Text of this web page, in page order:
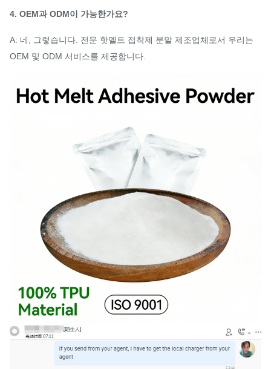
4. OEM과 ODM이 가능한가요?
A: 네, 그렇습니다. 전문 핫멜트 접착제 분말 제조업체로서 우리는
OEM 및 ODM 서비스를 제공합니다.